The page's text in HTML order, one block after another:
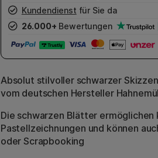
Kundendienst für Sie da
26.000+ Bewertungen
Absolut stilvoller schwarzer
vom deutschen Hersteller
Die schwarzen Blätter
Pastellzeichnungen und können
oder Scrapbooking